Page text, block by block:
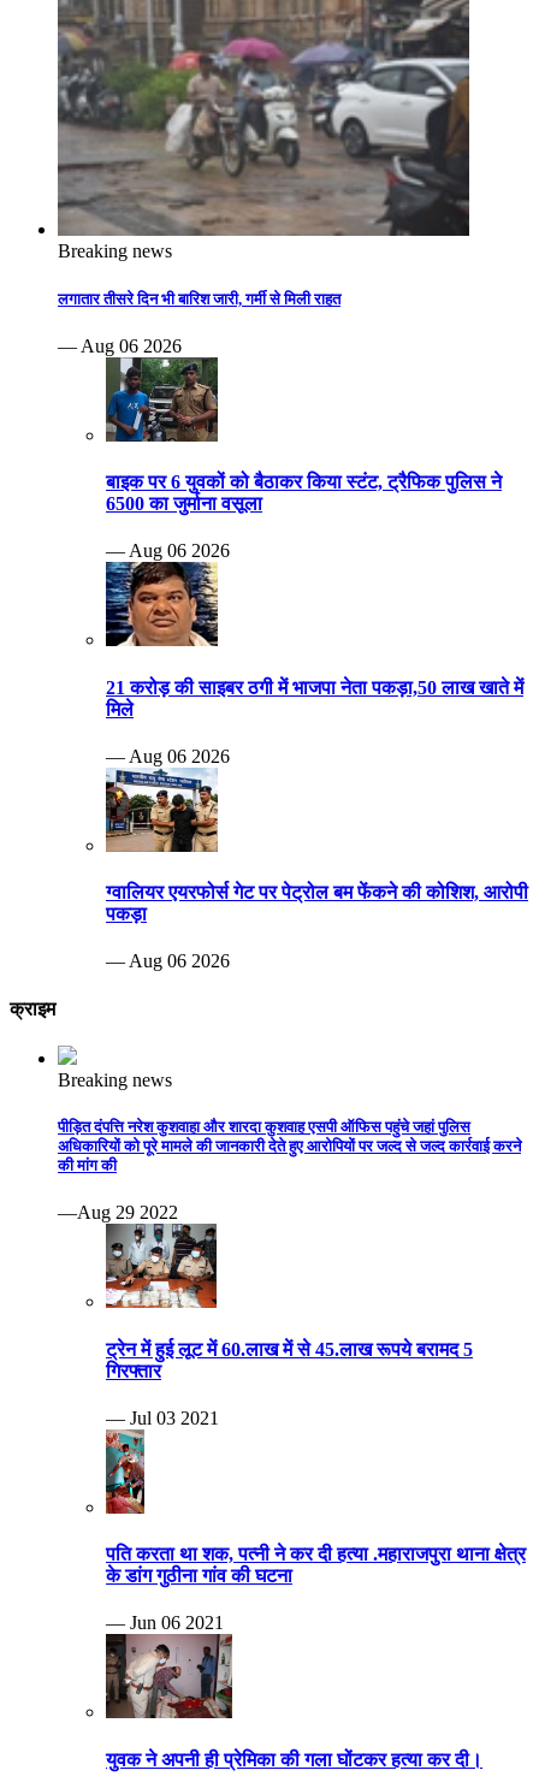
Breaking news
लगातार तीसरे दिन भी बारिश जारी, गर्मी से मिली राहत
— Aug 06 2026
बाइक पर 6 युवकों को बैठाकर किया स्टंट, ट्रैफिक पुलिस ने
6500 का जुर्माना वसूला
— Aug 06 2026
21 करोड़ की साइबर ठगी में भाजपा नेता पकड़ा,50 लाख खाते में
मिले
— Aug 06 2026
ग्वालियर एयरफोर्स गेट पर पेट्रोल बम फेंकने की कोशिश, आरोपी
पकड़ा
— Aug 06 2026
क्राइम
Breaking news
पीड़ित दंपत्ति नरेश कुशवाहा और शारदा कुशवाह एसपी ऑफिस पहुंचे जहां पुलिस
अधिकारियों को पूरे मामले की जानकारी देते हुए आरोपियों पर जल्द से जल्द कार्रवाई करने
की मांग की
—Aug 29 2022
ट्रेन में हुई लूट में 60.लाख में से 45.लाख रूपये बरामद 5
गिरफ्तार
— Jul 03 2021
पति करता था शक, पत्नी ने कर दी हत्या .महाराजपुरा थाना क्षेत्र
के डांग गुठीना गांव की घटना
— Jun 06 2021
युवक ने अपनी ही प्रेमिका की गला घोंटकर हत्या कर दी।